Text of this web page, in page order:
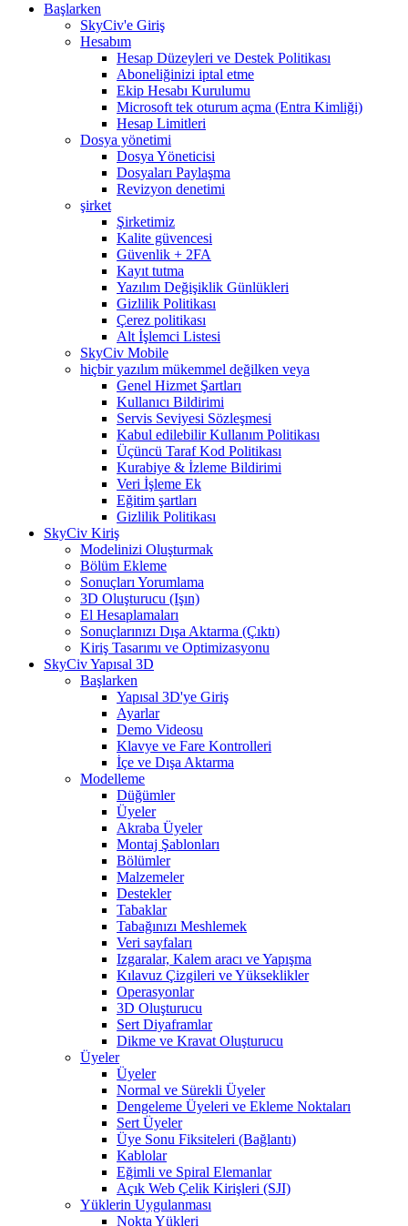
Başlarken
SkyCiv'e Giriş
Hesabım
Hesap Düzeyleri ve Destek Politikası
Aboneliğinizi iptal etme
Ekip Hesabı Kurulumu
Microsoft tek oturum açma (Entra Kimliği)
Hesap Limitleri
Dosya yönetimi
Dosya Yöneticisi
Dosyaları Paylaşma
Revizyon denetimi
şirket
Şirketimiz
Kalite güvencesi
Güvenlik + 2FA
Kayıt tutma
Yazılım Değişiklik Günlükleri
Gizlilik Politikası
Çerez politikası
Alt İşlemci Listesi
SkyCiv Mobile
hiçbir yazılım mükemmel değilken veya
Genel Hizmet Şartları
Kullanıcı Bildirimi
Servis Seviyesi Sözleşmesi
Kabul edilebilir Kullanım Politikası
Üçüncü Taraf Kod Politikası
Kurabiye & İzleme Bildirimi
Veri İşleme Ek
Eğitim şartları
Gizlilik Politikası
SkyCiv Kiriş
Modelinizi Oluşturmak
Bölüm Ekleme
Sonuçları Yorumlama
3D Oluşturucu (Işın)
El Hesaplamaları
Sonuçlarınızı Dışa Aktarma (Çıktı)
Kiriş Tasarımı ve Optimizasyonu
SkyCiv Yapısal 3D
Başlarken
Yapısal 3D'ye Giriş
Ayarlar
Demo Videosu
Klavye ve Fare Kontrolleri
İçe ve Dışa Aktarma
Modelleme
Düğümler
Üyeler
Akraba Üyeler
Montaj Şablonları
Bölümler
Malzemeler
Destekler
Tabaklar
Tabağınızı Meshlemek
Veri sayfaları
Izgaralar, Kalem aracı ve Yapışma
Kılavuz Çizgileri ve Yükseklikler
Operasyonlar
3D Oluşturucu
Sert Diyaframlar
Dikme ve Kravat Oluşturucu
Üyeler
Üyeler
Normal ve Sürekli Üyeler
Dengeleme Üyeleri ve Ekleme Noktaları
Sert Üyeler
Üye Sonu Fiksiteleri (Bağlantı)
Kablolar
Eğimli ve Spiral Elemanlar
Açık Web Çelik Kirişleri (SJI)
Yüklerin Uygulanması
Nokta Yükleri